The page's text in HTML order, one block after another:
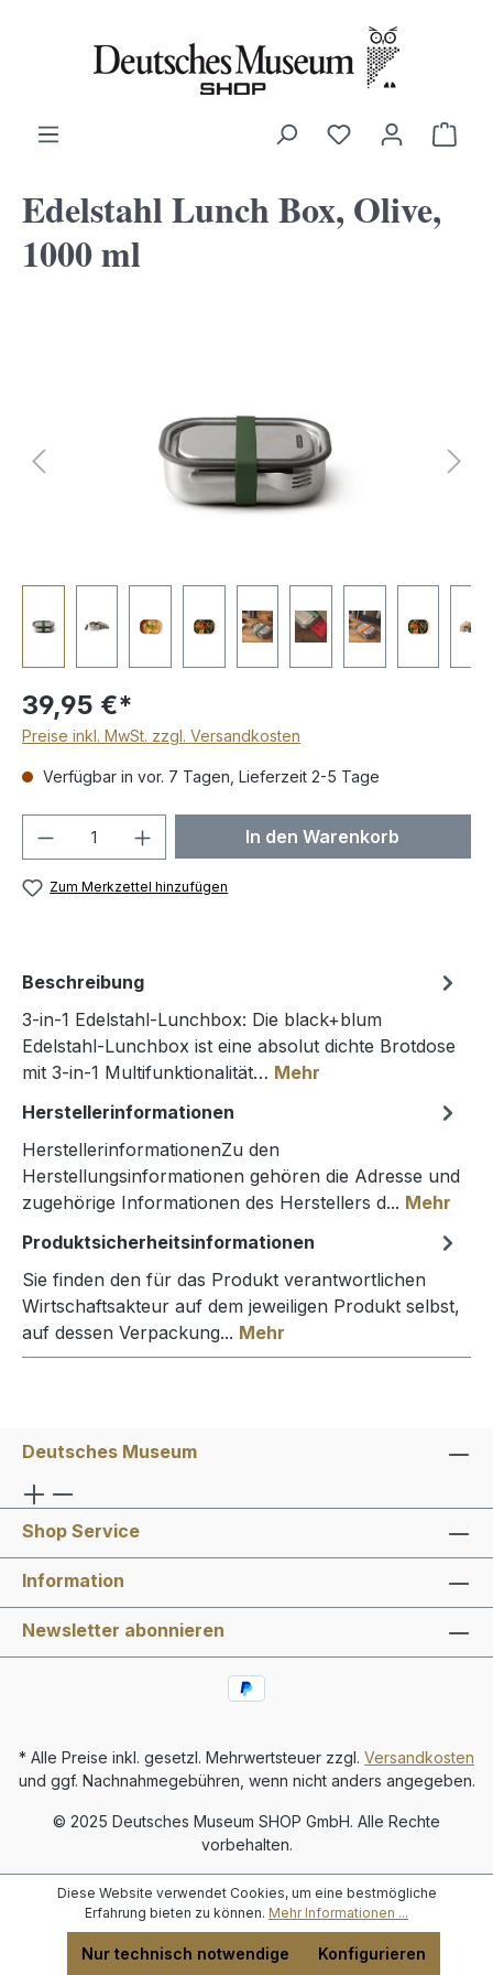
Edelstahl Lunch Box, Olive,
1000 ml
39,95 €*
Preise inkl. MwSt. zzgl. Versandkosten
Verfügbar in vor. 7 Tagen, Lieferzeit 2-5 Tage
Produkt Anzahl: Gib denIn den Warenkorb
Zum Merkzettel hinzufügen
Beschreibung
3-in-1 Edelstahl-Lunchbox: Die black+blum
Edelstahl-Lunchbox ist eine absolut dichte Brotdose
mit 3-in-1 Multifunktionalität… Mehr
Herstellerinformationen
HerstellerinformationenZu den
Herstellungsinformationen gehören die Adresse und
zugehörige Informationen des Herstellers d... Mehr
Produktsicherheitsinformationen
Sie finden den für das Produkt verantwortlichen
Wirtschaftsakteur auf dem jeweiligen Produkt selbst,
auf dessen Verpackung... Mehr
Deutsches Museum
Shop Service
Information
Newsletter abonnieren
* Alle Preise inkl. gesetzl. Mehrwertsteuer zzgl. Versandkosten
und ggf. Nachnahmegebühren, wenn nicht anders angegeben.
© 2025 Deutsches Museum SHOP GmbH. Alle Rechte
vorbehalten.
Diese Website verwendet Cookies, um eine bestmögliche
Erfahrung bieten zu können. Mehr Informationen ...
Nur technisch notwendige Konfigurieren